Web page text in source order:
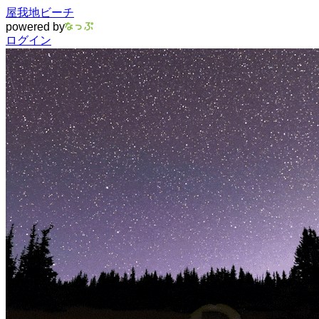
屋我地ビーチ
powered by
ログイン